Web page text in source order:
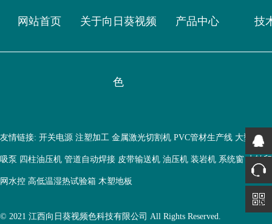
网站首页 关于向日葵视频
色
产品中心 技
友情链接: 开关电源 注塑加工 金属激光切割机 PVC管材生产线 大型鱼缸
吸泵 四柱油压机 管道自动焊接 皮带输送机 油压机 装岩机 系统窗 水转
网水控 高低温湿热试验箱 木塑地板
© 2021 江西向日葵视频色科技有限公司 All Rights Reserved.